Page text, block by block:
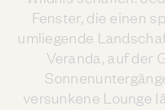
Fenster, die einen
umliegende
Veranda, auf der
versunkene Lounge